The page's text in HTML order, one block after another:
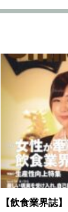
【飲食業界誌